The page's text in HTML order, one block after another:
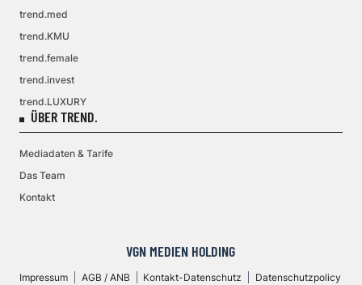
trend.med
trend.KMU
trend.female
trend.invest
trend.LUXURY
ÜBER TREND.
Mediadaten & Tarife
Das Team
Kontakt
VGN MEDIEN HOLDING
Impressum AGB / ANB Kontakt-Datenschutz Datenschutzpolicy